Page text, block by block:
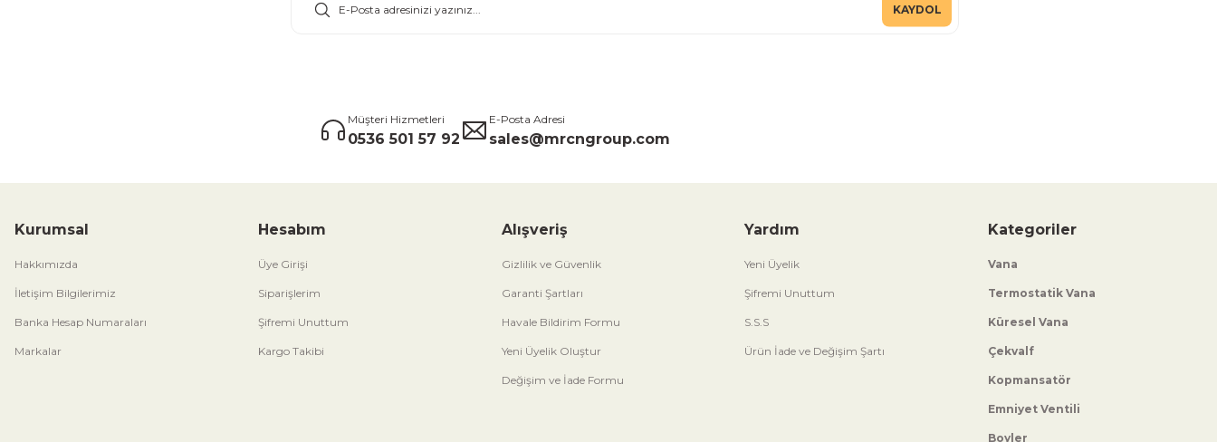
KAYDOL
Müşteri Hizmetleri
0536 501 57 92
E-Posta Adresi
sales@mrcngroup.com
Kurumsal
Hakkımızda
İletişim Bilgilerimiz
Banka Hesap Numaraları
Markalar
Hesabım
Üye Girişi
Siparişlerim
Şifremi Unuttum
Kargo Takibi
Alışveriş
Gizlilik ve Güvenlik
Garanti Şartları
Havale Bildirim Formu
Yeni Üyelik Oluştur
Değişim ve İade Formu
Yardım
Yeni Üyelik
Şifremi Unuttum
S.S.S
Ürün İade ve Değişim Şartı
Kategoriler
Vana
Termostatik Vana
Küresel Vana
Çekvalf
Kopmansatör
Emniyet Ventili
Boyler